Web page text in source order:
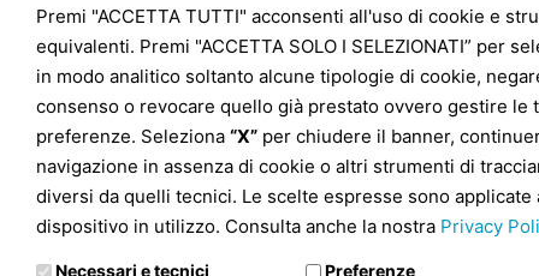
Premi "ACCETTA TUTTI" acconsenti all'uso di cookie e
equivalenti. Premi "ACCETTA SOLO I SELEZIONATI” per
in modo analitico soltanto alcune tipologie di cookie,
consenso o revocare quello già prestato ovvero gestire le
preferenze. Seleziona “X” per chiudere il banner,
navigazione in assenza di cookie o altri strumenti di
diversi da quelli tecnici. Le scelte espresse sono applicate
dispositivo in utilizzo. Consulta anche la nostra Privacy
Necessari e tecnici Preferenze